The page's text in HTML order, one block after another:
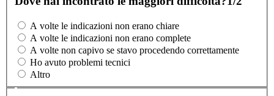
A volte le indicazioni non erano chiare
A volte le indicazioni non erano complete
A volte non capivo se stavo procedendo correttamente
Ho avuto problemi tecnici
Altro